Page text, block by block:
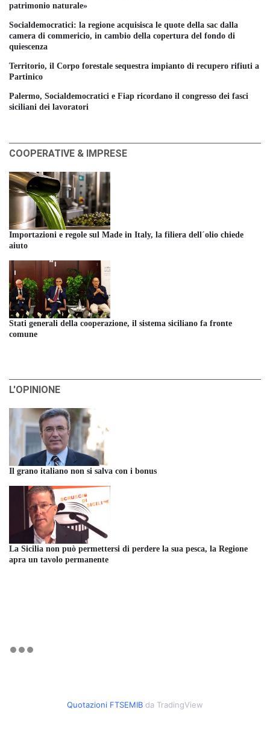
patrimonio naturale»
Socialdemocratici: la regione acquisisca le quote della sac dalla
camera di commericio, in cambio della copertura del fondo di
quiescenza
Territorio, il Corpo forestale sequestra impianto di recupero rifiuti a
Partinico
Palermo, Socialdemocratici e Fiap ricordano il congresso dei fasci
siciliani dei lavoratori
COOPERATIVE & IMPRESE
Importazioni e regole sul Made in Italy, la filiera dell´olio chiede
aiuto
Stati generali della cooperazione, il sistema siciliano fa fronte
comune
L'OPINIONE
Il grano italiano non si salva con i bonus
La Sicilia non può permettersi di perdere la sua pesca, la Regione
apra un tavolo permanente
Quotazioni FTSEMIB da TradingView